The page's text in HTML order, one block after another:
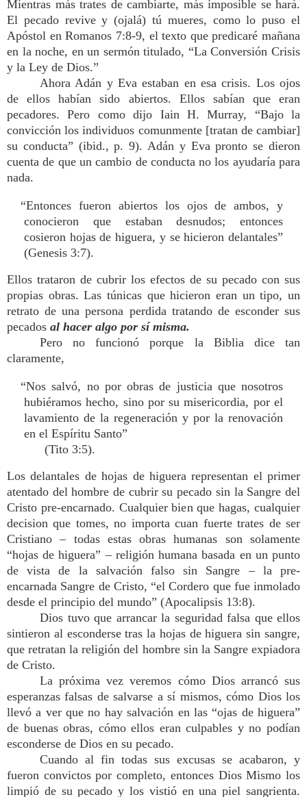
Mientras más trates de cambiarte, más imposible se hará.
El pecado revive y (ojalá) tú mueres, como lo puso el
Apóstol en Romanos 7:8-9, el texto que predicaré mañana
en la noche, en un sermón titulado, “La Conversión Crisis
y la Ley de Dios.”
Ahora Adán y Eva estaban en esa crisis. Los ojos
de ellos habían sido abiertos. Ellos sabían que eran
pecadores. Pero como dijo Iain H. Murray, “Bajo la
convicción los individuos comunmente [tratan de cambiar]
su conducta” (ibid., p. 9). Adán y Eva pronto se dieron
cuenta de que un cambio de conducta no los ayudaría para
nada.
“Entonces fueron abiertos los ojos de ambos, y
conocieron que estaban desnudos; entonces
cosieron hojas de higuera, y se hicieron delantales”
(Genesis 3:7).
Ellos trataron de cubrir los efectos de su pecado con sus
propias obras. Las túnicas que hicieron eran un tipo, un
retrato de una persona perdida tratando de esconder sus
pecados al hacer algo por sí misma.
Pero no funcionó porque la Biblia dice tan
claramente,
“Nos salvó, no por obras de justicia que nosotros
hubiéramos hecho, sino por su misericordia, por el
lavamiento de la regeneración y por la renovación
en el Espíritu Santo”
(Tito 3:5).
Los delantales de hojas de higuera representan el primer
atentado del hombre de cubrir su pecado sin la Sangre del
Cristo pre-encarnado. Cualquier bien que hagas, cualquier
decision que tomes, no importa cuan fuerte trates de ser
Cristiano – todas estas obras humanas son solamente
“hojas de higuera” – religión humana basada en un punto
de vista de la salvación falso sin Sangre – la pre-
encarnada Sangre de Cristo, “el Cordero que fue inmolado
desde el principio del mundo” (Apocalipsis 13:8).
Dios tuvo que arrancar la seguridad falsa que ellos
sintieron al esconderse tras la hojas de higuera sin sangre,
que retratan la religión del hombre sin la Sangre expiadora
de Cristo.
La próxima vez veremos cómo Dios arrancó sus
esperanzas falsas de salvarse a sí mismos, cómo Dios los
llevó a ver que no hay salvación en las “ojas de higuera”
de buenas obras, cómo ellos eran culpables y no podían
esconderse de Dios en su pecado.
Cuando al fin todas sus excusas se acabaron, y
fueron convictos por completo, entonces Dios Mismo los
limpió de su pecado y los vistió en una piel sangrienta.